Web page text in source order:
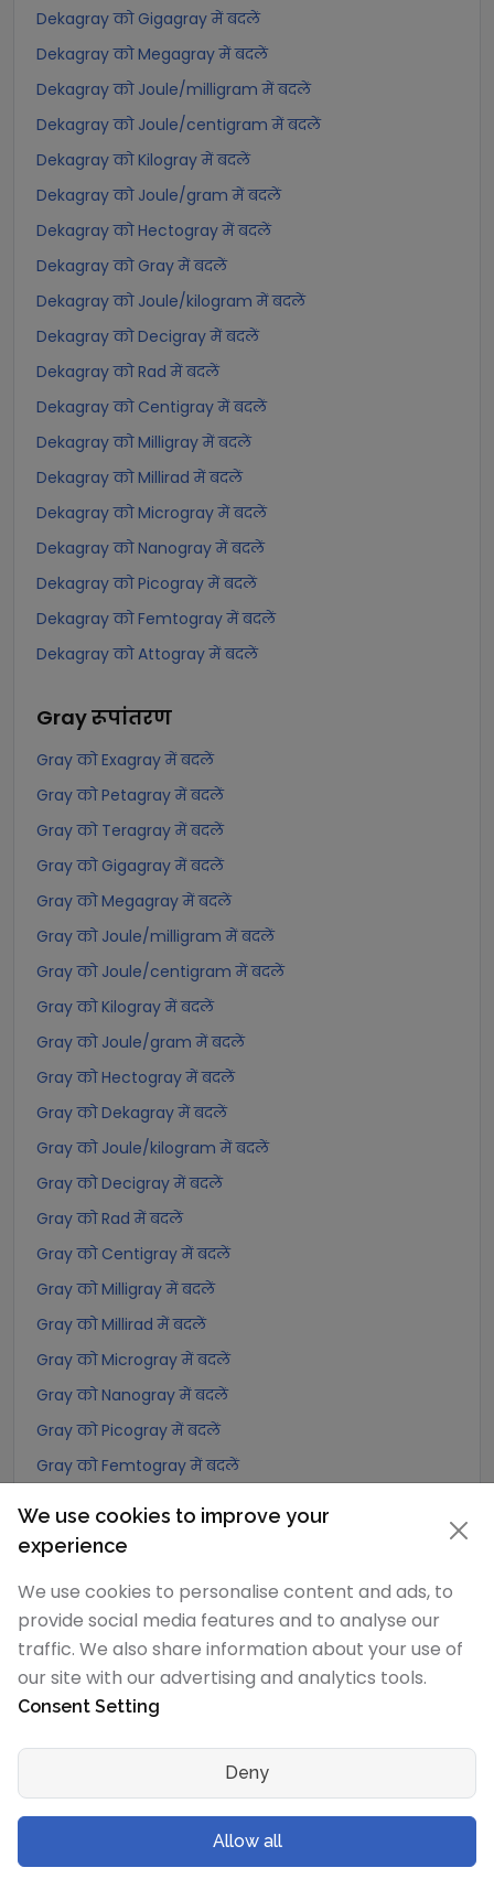
Dekagray को Gigagray में बदलें
Dekagray को Megagray में बदलें
Dekagray को Joule/milligram में बदलें
Dekagray को Joule/centigram में बदलें
Dekagray को Kilogray में बदलें
Dekagray को Joule/gram में बदलें
Dekagray को Hectogray में बदलें
Dekagray को Gray में बदलें
Dekagray को Joule/kilogram में बदलें
Dekagray को Decigray में बदलें
Dekagray को Rad में बदलें
Dekagray को Centigray में बदलें
Dekagray को Milligray में बदलें
Dekagray को Millirad में बदलें
Dekagray को Microgray में बदलें
Dekagray को Nanogray में बदलें
Dekagray को Picogray में बदलें
Dekagray को Femtogray में बदलें
Dekagray को Attogray में बदलें
Grayरूपांतरण
Gray को Exagray में बदलें
Gray को Petagray में बदलें
Gray को Teragray में बदलें
Gray को Gigagray में बदलें
Gray को Megagray में बदलें
Gray को Joule/milligram में बदलें
Gray को Joule/centigram में बदलें
Gray को Kilogray में बदलें
Gray को Joule/gram में बदलें
Gray को Hectogray में बदलें
Gray को Dekagray में बदलें
Gray को Joule/kilogram में बदलें
Gray को Decigray में बदलें
Gray को Rad में बदलें
Gray को Centigray में बदलें
Gray को Milligray में बदलें
Gray को Millirad में बदलें
Gray को Microgray में बदलें
Gray को Nanogray में बदलें
Gray को Picogray में बदलें
Gray को Femtogray में बदलें
Joule/kilogram
Joule/kilogram को Exagray में बदलें
Joule/kilogram को Petagray में बदलें
Joule/kilogram को Teragray में बदलें
Joule/kilogram को Gigagray में बदलें
Joule/kilogram को Megagray में बदलें
Joule/kilogram को Joule/milligram में बदलें
Joule/kilogram को Joule/centigram में बदलें
Joule/kilogram को Kilogray में बदलें
We use cookies to improve your
experience
We use cookies to personalise content and ads, to
provide social media features and to analyse our
traffic. We also share information about your use of
our site with our advertising and analytics tools.
Consent Setting
Deny
Allow all